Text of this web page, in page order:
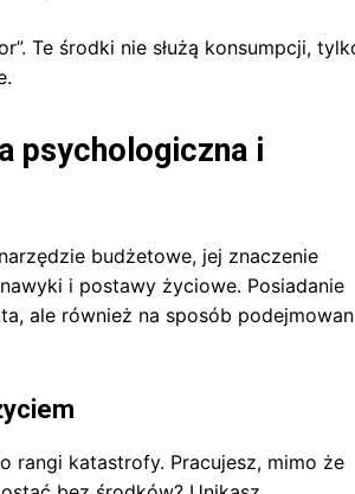
Te środki nie służą konsumpcji,
psychologiczna i
budżetowe, jej znaczenie
i postawy życiowe. Posiadanie
ale również na sposób
rangi katastrofy. Pracujesz, mimo że